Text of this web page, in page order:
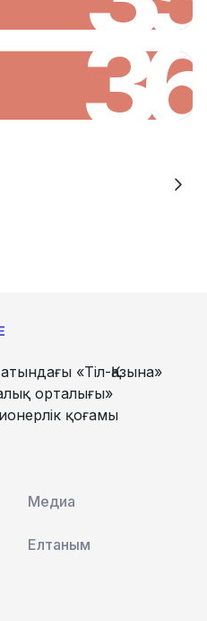
36
«Тіл-Қазына»
орталығы»
қоғамы
Медиа
Елтаным